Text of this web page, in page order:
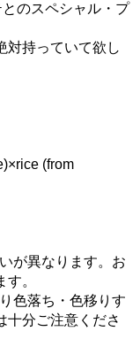
のスペシャル・プ
対持っていて欲し
(from
が異なります。お
。
色落ち・色移りす
十分ご注意くださ